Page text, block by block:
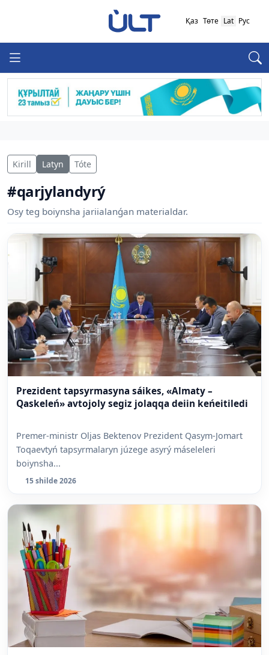
Қаз Төте Lat Рус
Kirill Latyn Tóte
#qarjylandyrý
Osy teg boiynsha jariialanǵan materialdar.
Prezident tapsyrmasyna sáikes, «Almaty –
Qaskeleń» avtojoly segiz jolaqqa deiin keńeitiledi
Premer-ministr Oljas Bektenov Prezident Qasym-Jomart
Toqaevtyń tapsyrmalaryn júzege asyrý máseleleri
boiynsha...
15 shilde 2026